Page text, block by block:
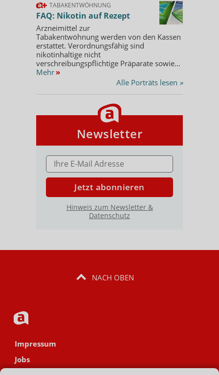
TABAKENTWÖHNUNG
FAQ: Nikotin auf Rezept
Arzneimittel zur
Tabakentwöhnung werden von den Kassen
erstattet. Verordnungsfähig sind
nikotinhaltige nicht
verschreibungspflichtige Präparate sowie...
Mehr »
Alle Porträts lesen »
Newsletter
E-MAIL ADRESSE
Jetzt abonnieren
Hinweis zum Newsletter &
Datenschutz
NACH OBEN
Impressum
Jobs